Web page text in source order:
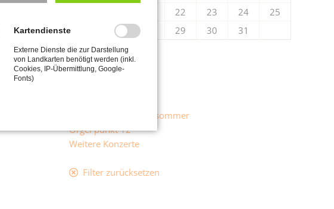
22 23 24
25
27 29 30 31
Kategorien
Internationaler Orgelsommer
Orgel punkt 12
Weitere Konzerte
Filter zurücksetzen
Kartendienste
Externe Dienste die zur Darstellung
von Landkarten benötigt werden (inkl.
Cookies, IP-Übermittlung, Google-
Fonts)